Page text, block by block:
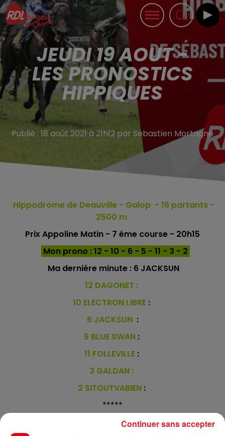
JEUDI 19 AOUT -
LES PRONOSTICS
HIPPIQUES
Publié : 18 août 2021 à 21h12 par Sebastien Mortagne
Hippodrome de Deauville - Galop - 16 partants -
2500 m
Prix Appoline Matin - 7 éme course - 20h15
Mon prono : 12 - 10 - 6 - 5 - 11 - 3 - 2
Ma derniére minute : 6 JACKSUN
12 DAGONET :
10 ELECTRON LIBRE :
6 JACKSUN :
5 BLUE SWAN:
11 FOLLEVILLE :
3 GALDAN :
2 SITOUTVABIEN :
*****
En direct des pistes :Continuer sans accepter